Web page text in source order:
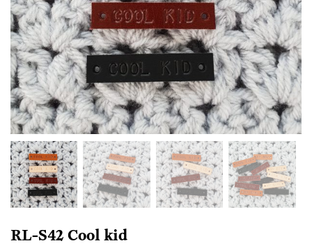
RL-S42 Cool kid